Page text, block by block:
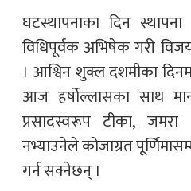
घटस्थापनाका दिन
विधिपूर्वक अभिषेक गरी
। आश्विन शुक्ल दशमीका
आज हर्षोल्लासका साथ
प्रसादस्वरूप टीका,
नभ्याउनेले कोजाग्रत
गर्न सक्नेछन् ।